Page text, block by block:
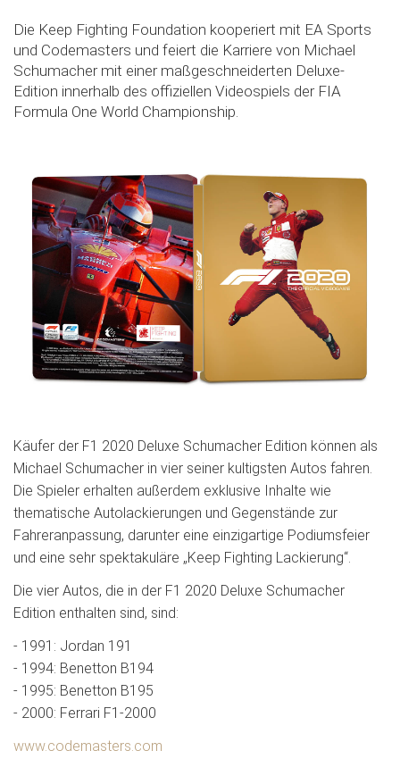
Die Keep Fighting Foundation kooperiert mit EA Sports
und Codemasters und feiert die Karriere von Michael
Schumacher mit einer maßgeschneiderten Deluxe-
Edition innerhalb des offiziellen Videospiels der FIA
Formula One World Championship.
Käufer der F1 2020 Deluxe Schumacher Edition können als
Michael Schumacher in vier seiner kultigsten Autos fahren.
Die Spieler erhalten außerdem exklusive Inhalte wie
thematische Autolackierungen und Gegenstände zur
Fahreranpassung, darunter eine einzigartige Podiumsfeier
und eine sehr spektakuläre „Keep Fighting Lackierung“.
Die vier Autos, die in der F1 2020 Deluxe Schumacher
Edition enthalten sind, sind:
- 1991: Jordan 191
- 1994: Benetton B194
- 1995: Benetton B195
- 2000: Ferrari F1-2000
www.codemasters.com